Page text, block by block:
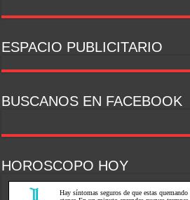
ESPACIO PUBLICITARIO
BUSCANOS EN FACEBOOK
HOROSCOPO HOY